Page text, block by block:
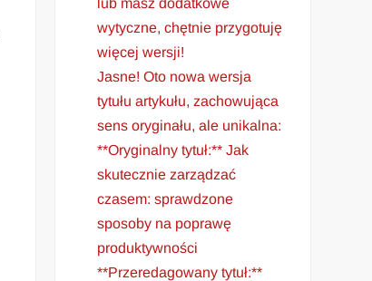
wytyczne, chętnie przygotuję
więcej wersji!
Jasne! Oto nowa wersja
tytułu artykułu, zachowująca
sens oryginału, ale unikalna:
**Oryginalny tytuł:** Jak
skutecznie zarządzać
czasem: sprawdzone
sposoby na poprawę
produktywności
**Przeredagowany tytuł:**